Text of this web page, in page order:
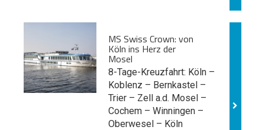
MS Swiss Crown: von
Köln ins Herz der
Mosel
8-Tage-Kreuzfahrt: Köln –
Koblenz – Bernkastel –
Trier – Zell a.d. Mosel –
Cochem – Winningen –
Oberwesel – Köln